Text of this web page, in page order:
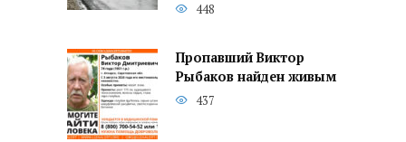
448
Пропавший Виктор
Рыбаков найден живым
437